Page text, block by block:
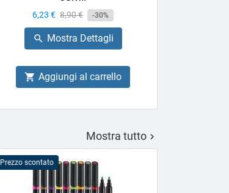
Prezzo
6,23 € Prezzo
base
8,90 € -30%
 Mostra Dettagli
 Aggiungi al carrello
Mostra tutto 
Prezzo scontato